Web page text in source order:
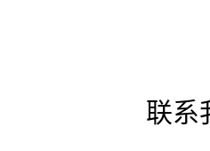
联系